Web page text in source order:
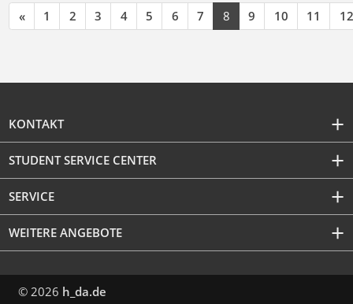
« 1 2 3 4 5 6 7 8 9 10 11 12
KONTAKT
STUDENT SERVICE CENTER
SERVICE
WEITERE ANGEBOTE
© 2026 h_da.de